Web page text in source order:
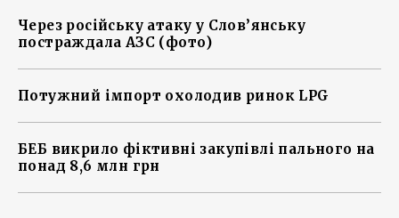
Через російську атаку у Слов’янську
постраждала АЗС (фото)
Потужний імпорт охолодив ринок LPG
БЕБ викрило фіктивні закупівлі пального на
понад 8,6 млн грн